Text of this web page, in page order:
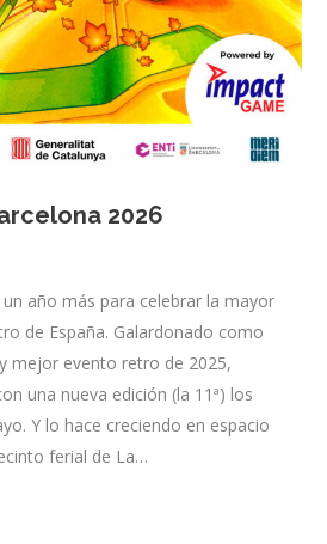
2026
año más para celebrar la mayor
de España. Galardonado como
mejor evento retro de 2025,
una nueva edición (la 11ª) los
Y lo hace creciendo en espacio
ferial de La…